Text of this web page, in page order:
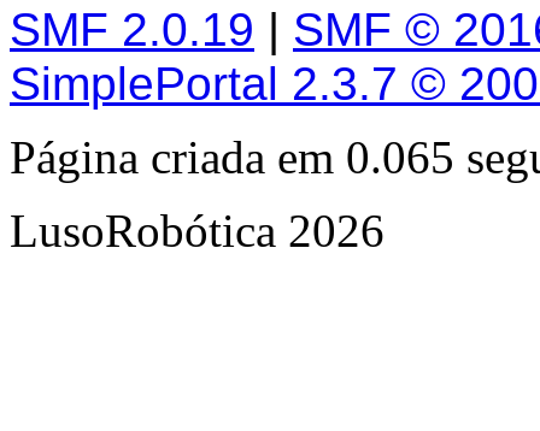
SMF 2.0.19 | SMF ©
SimplePortal 2.3.7 ©
Página criada em 0.065
LusoRobótica 2026